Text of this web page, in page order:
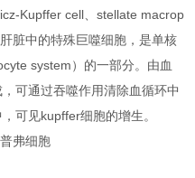
Kupffer cell、stellate macrop
脏中的特殊巨噬细胞，是单核
system）的一部分。由血
可通过吞噬作用清除血循环中
可见kupffer细胞的增生。